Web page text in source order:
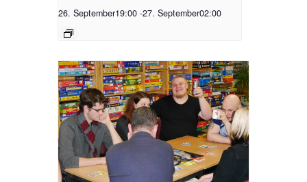
26. September19:00 -27. September02:00